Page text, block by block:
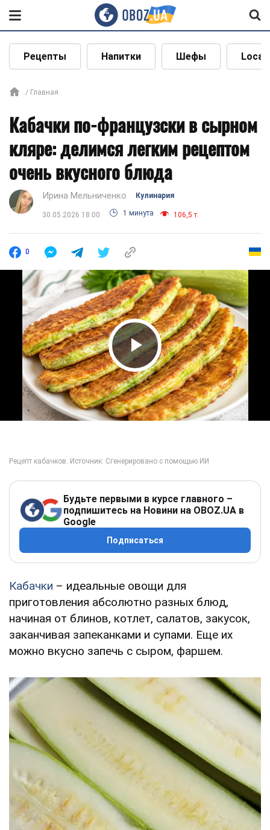
Рецепты Напитки Шефы Local
Главная
Кабачки по-французски в сырном
кляре: делимся легким рецептом
очень вкусного блюда
Ирина Мельниченко Кулинария
30.05.2026 18:00 1 минута 106,5 т.
0
Play Video
Будьте первыми в курсе главного –
подпишитесь на Новини на OBOZ.UA в
Google
Подписаться
Кабачки – идеальные овощи для
приготовления абсолютно разных блюд,
начиная от блинов, котлет, салатов, закусок,
заканчивая запеканками и супами. Еще их
можно вкусно запечь с сыром, фаршем.